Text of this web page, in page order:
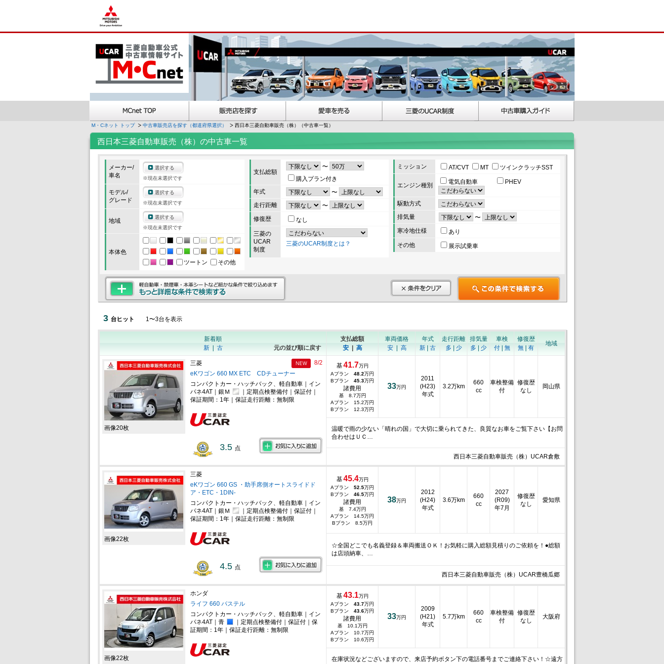
M・Cネット トップ 中古車販売店を探す（都道府県選択） 西日本三菱自動車販売（株）（中古車一覧）
西日本三菱自動車販売（株）の中古車一覧
メーカー/
車名
選択する
※現在未選択です
モデル/
グレード
選択する
※現在未選択です
地域
選択する
※現在未選択です
本体色
ツートン
その他
支払総額
〜
購入プラン付き
年式
〜
走行距離
〜
修復歴
なし
三菱の
UCAR
制度
三菱のUCAR制度とは？
ミッション AT/CVT MT ツインクラッチSST
エンジン種別 電気自動車 PHEV
駆動方式
排気量
〜
寒冷地仕様
あり
その他
展示試乗車
3 台ヒット 1〜3台を表示
新着順
新| 古 元の並び順に戻す
支払総額
安| 高
車両価格
安| 高
年式
新
古
走行距離
多
少
排気量
多
少
車検
付| 無
修復歴
無
有
地域
画像20枚
三菱
eKワゴン 660 MX ETC CDチューナー
8/2
コンパクトカー・ハッチバック、軽自動車｜イン
パネ4AT｜銀Ｍ
｜定期点検整備付｜保証付｜
保証期間：1年｜保証走行距離：無制限
3.5 点
基41.7万円
Aプラン 48.2万円
Bプラン 45.3万円
諸費用
基 8.7万円
Aプラン 15.2万円
Bプラン 12.3万円
33万円
2011
(H23)
年式
3.2万km
660
cc
車検整備
付
修復歴
なし
岡山県
温暖で雨の少ない「晴れの国」で大切に乗られてきた、良質なお車をご覧下さい【お問
合わせはＵＣ…
西日本三菱自動車販売（株）UCAR倉敷
画像22枚
三菱
eKワゴン 660 GS ・助手席側オートスライドド
ア・ETC・1DIN-
コンパクトカー・ハッチバック、軽自動車｜イン
パネ4AT｜銀Ｍ
｜定期点検整備付｜保証付｜
保証期間：1年｜保証走行距離：無制限
4.5 点
基45.4万円
Aプラン 52.5万円
Bプラン 46.5万円
諸費用
基 7.4万円
Aプラン 14.5万円
Bプラン 8.5万円
38万円
2012
(H24)
年式
3.6万km
660
cc
2027
(R09)
年7月
修復歴
なし
愛知県
☆全国どこでも名義登録＆車両搬送ＯＫ！お気軽に購入総額見積りのご依頼を！●総額
は店頭納車、…
西日本三菱自動車販売（株）UCAR豊橋瓜郷
画像22枚
ホンダ
ライフ 660 パステル
コンパクトカー・ハッチバック、軽自動車｜イン
パネ4AT｜青
｜定期点検整備付｜保証付｜保
証期間：1年｜保証走行距離：無制限
基43.1万円
Aプラン 43.7万円
Bプラン 43.6万円
諸費用
基 10.1万円
Aプラン 10.7万円
Bプラン 10.6万円
33万円
2009
(H21)
年式
5.7万km
660
cc
車検整備
付
修復歴
なし
大阪府
在庫状況などございますので、来店予約ボタン下の電話番号までご連絡下さい！☆遠方